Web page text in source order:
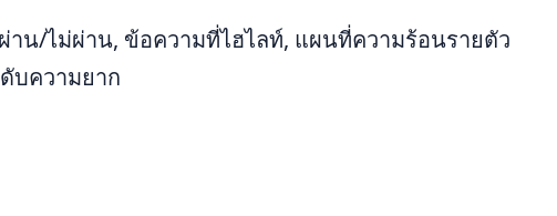
าน/ไม่ผ่าน, ข้อความที่ไฮไลท์, แผนที่ความร้อนรายตัว
บความยาก